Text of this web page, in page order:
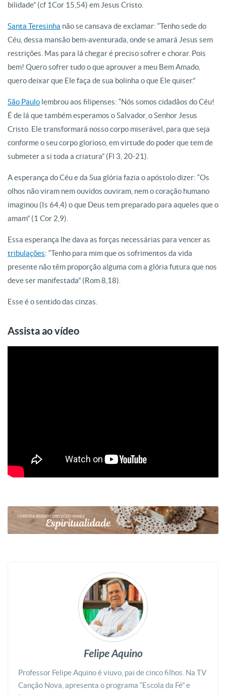
bilidade” (cf 1Cor 15,54) em Jesus Cristo.
Santa Teresinha não se cansava de exclamar: “Tenho sede do
Céu, dessa mansão bem-aventurada, onde se amará Jesus sem
restrições. Mas para lá chegar é preciso sofrer e chorar. Pois
bem! Quero sofrer tudo o que aprouver a meu Bem Amado,
quero deixar que Ele faça de sua bolinha o que Ele quiser.”
São Paulo lembrou aos filipenses: “Nós somos cidadãos do Céu!
É de lá que também esperamos o Salvador, o Senhor Jesus
Cristo. Ele transformará nosso corpo miserável, para que seja
conforme o seu corpo glorioso, em virtude do poder que tem de
submeter a si toda a criatura” (Fl 3, 20-21).
A esperança do Céu e da Sua glória fazia o apóstolo dizer: “Os
olhos não viram nem ouvidos ouviram, nem o coração humano
imaginou (Is 64,4) o que Deus tem preparado para aqueles que o
amam” (1 Cor 2,9).
Essa esperança lhe dava as forças necessárias para vencer as
tribulações: “Tenho para mim que os sofrimentos da vida
presente não têm proporção alguma com a glória futura que nos
deve ser manifestada” (Rom 8,18).
Esse é o sentido das cinzas.
Assista ao vídeo
Felipe Aquino
Professor Felipe Aquino é viuvo, pai de cinco filhos. Na TV
Canção Nova, apresenta o programa “Escola da Fé” e